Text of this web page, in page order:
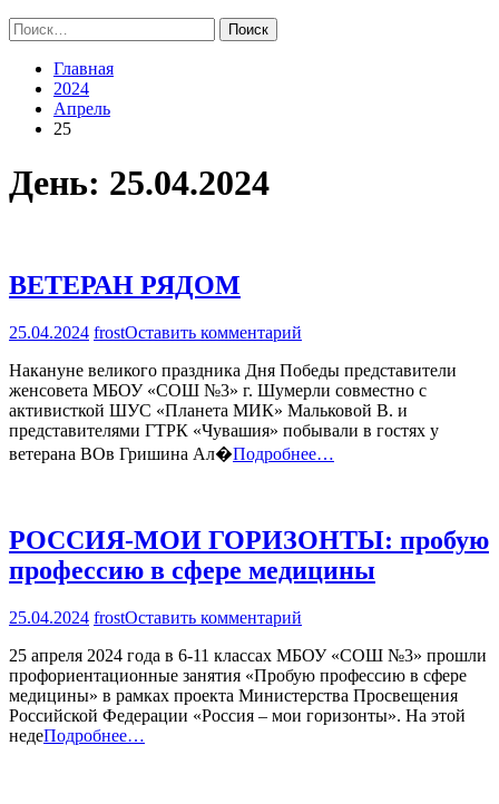
Найти:
Главная
2024
Апрель
25
День: 25.04.2024
ВЕТЕРАН РЯДОМ
25.04.2024 frostОставить комментарий
РЯДОМ
Накануне великого праздника Дня Победы представители
женсовета МБОУ «СОШ №3» г. Шумерли совместно с
активисткой ШУС «Планета МИК» Мальковой В. и
представителями ГТРК «Чувашия» побывали в гостях у
ветерана ВОв Гришина Ал�Подробнее…
РОССИЯ-МОИ ГОРИЗОНТЫ: пробую
профессию в сфере медицины
25.04.2024 frostОставить комментарий
МОИ
ГОРИЗОНТЫ:
пробую
профессию
25 апреля 2024 года в 6-11 классах МБОУ «СОШ №3» прошли
профориентационные занятия «Пробую профессию в сфере
медицины» в рамках проекта Министерства Просвещения
Российской Федерации «Россия – мои горизонты». На этой
недеПодробнее…